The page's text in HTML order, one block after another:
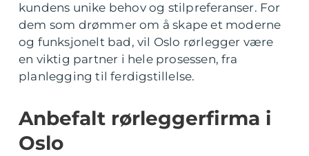
kundens unike behov og stilpreferanser. For
dem som drømmer om å skape et moderne
og funksjonelt bad, vil Oslo rørlegger være
en viktig partner i hele prosessen, fra
planlegging til ferdigstillelse.
Anbefalt rørleggerfirma i
Oslo